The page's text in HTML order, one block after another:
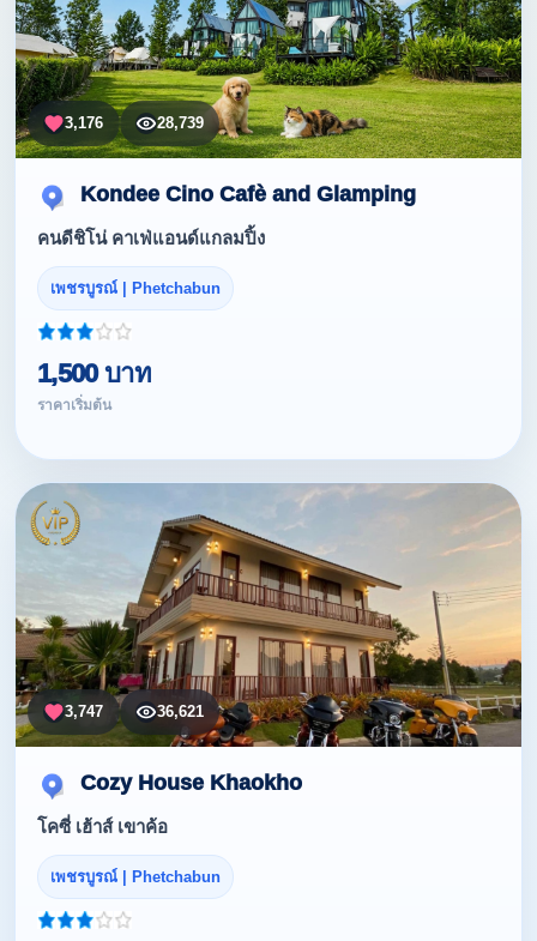
3,176 28,739
Kondee Cino Cafè and Glamping
คนดีชิโน่ คาเฟ่แอนด์แกลมปิ้ง
เพชรบูรณ์ | Phetchabun
1,500 บาท
ราคาเริ่มต้น
3,747 36,621
Cozy House Khaokho
โคซี่ เฮ้าส์ เขาค้อ
เพชรบูรณ์ | Phetchabun